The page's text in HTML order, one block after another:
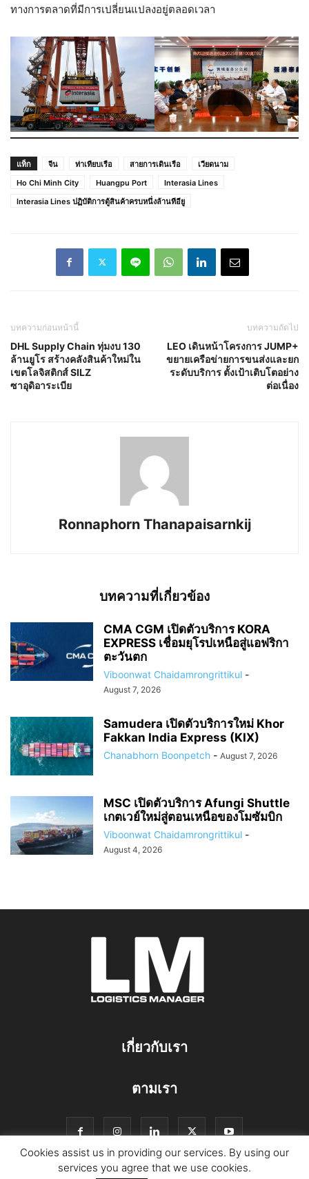
ทางการตลาดที่มีการเปลี่ยนแปลงอยู่ตลอดเวลา
แท็ก จีน ท่าเทียบเรือ สายการเดินเรือ
เวียดนาม
Ho Chi Minh City
Huangpu Port
Interasia Lines
Interasia Lines ปฏิบัติการตู้สินค้าครบหนึ่งล้านทีอียู
บทความก่อนหน้านี้
DHL Supply Chain ทุ่มงบ 130
ล้านยูโร สร้างคลังสินค้าใหม่ใน
เขตโลจิสติกส์ SILZ
ซาอุดิอาระเบีย
บทความถัดไป
LEO เดินหน้าโครงการ JUMP+
ขยายเครือข่ายการขนส่งและยก
ระดับบริการ ตั้งเป้าเติบโตอย่าง
ต่อเนื่อง
Ronnaphorn Thanapaisarnkij
บทความที่เกี่ยวข้อง
CMA CGM เปิดตัวบริการ KORA
EXPRESS เชื่อมยุโรปเหนือสู่แอฟริกา
ตะวันตก
Viboonwat Chaidamrongrittikul -
August 7, 2026
Samudera เปิดตัวบริการใหม่ Khor
Fakkan India Express (KIX)
Chanabhorn Boonpetch - August 7, 2026
MSC เปิดตัวบริการ Afungi Shuttle
เกตเวย์ใหม่สู่ตอนเหนือของโมซัมบิก
Viboonwat Chaidamrongrittikul -
August 4, 2026
เกี่ยวกับเรา
ตามเรา
Cookies assist us in providing our services. By using our
services you agree that we use cookies.